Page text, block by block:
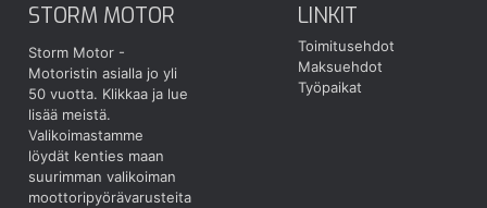
STORM MOTOR
Storm Motor -
Motoristin asialla jo yli
50 vuotta. Klikkaa ja lue
lisää meistä.
Valikoimastamme
löydät kenties maan
suurimman valikoiman
moottoripyörävarusteita
LINKIT
Toimitusehdot
Maksuehdot
Työpaikat